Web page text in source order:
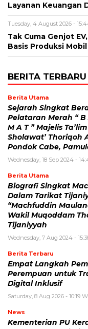
Layanan Keuangan
Tuesday, 4 August 2026 -
Tak Cuma Genjot
Basis Produksi
BERITA TERBARU
Berita Utama
Sejarah Singkat
Pelataran Merah “ B
M A T ” Majelis
Sholawat’ Thoriqoh
Pondok Cabe,
Wednesday, 18 Sep 2024 -
Berita Utama
Biografi Singkat
Dalam Tarikat
“Machfuddin
Wakil Muqoddam
Tijaniyyah
Wednesday, 7 Aug 2024 -
Berita Terbaru
Empat Langkah
Perempuan untuk
Digital Inklusif
Saturday, 8 Aug 2026 - 10:19
News
Kementerian PU